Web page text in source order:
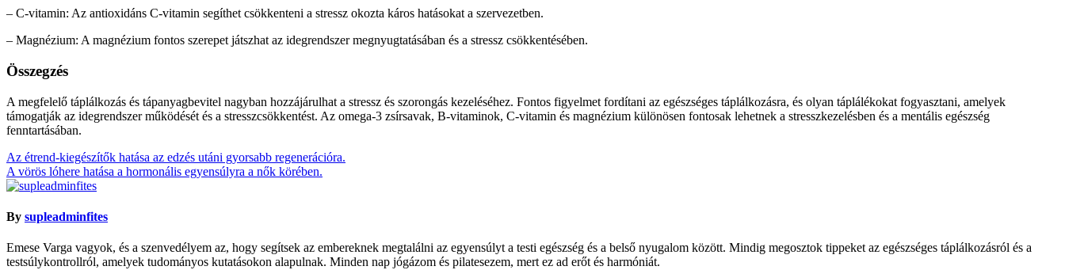
– C-vitamin: Az antioxidáns C-vitamin segíthet csökkenteni a stressz okozta káros hatásokat a szervezetben.
– Magnézium: A magnézium fontos szerepet játszhat az idegrendszer megnyugtatásában és a stressz csökkentésében.
Összegzés
A megfelelő táplálkozás és tápanyagbevitel nagyban hozzájárulhat a stressz és szorongás kezeléséhez. Fontos figyelmet fordítani az egészséges táplálkozásra, és olyan táplálékokat fogyasztani, amelyek
támogatják az idegrendszer működését és a stresszcsökkentést. Az omega-3 zsírsavak, B-vitaminok, C-vitamin és magnézium különösen fontosak lehetnek a stresszkezelésben és a mentális egészség
fenntartásában.
Bejegyzés
navigáció
Az étrend-kiegészítők hatása az edzés utáni gyorsabb regenerációra.
A vörös lóhere hatása a hormonális egyensúlyra a nők körében.
By supleadminfites
Emese Varga vagyok, és a szenvedélyem az, hogy segítsek az embereknek megtalálni az egyensúlyt a testi egészség és a belső nyugalom között. Mindig megosztok tippeket az egészséges táplálkozásról és a
testsúlykontrollról, amelyek tudományos kutatásokon alapulnak. Minden nap jógázom és pilatesezem, mert ez ad erőt és harmóniát.